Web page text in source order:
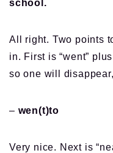
school.
All right. Two points
in. First is “went”
so one will disappear,
– wen(t)to
Very nice. Next is